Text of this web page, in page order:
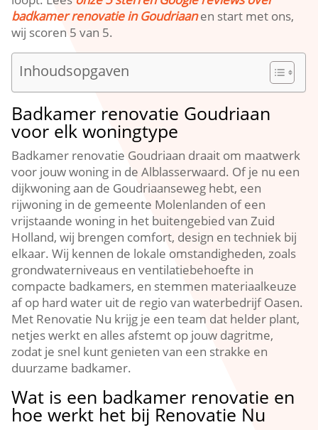
badkamer renovatie in Goudriaanen start met ons,
wij scoren 5 van 5.​
Inhoudsopgaven
Badkamer renovatie Goudriaan
voor elk woningtype
Badkamer renovatie Goudriaan draait om maatwerk
voor jouw woning in de Alblasserwaard.​ Of je nu een
dijkwoning aan de Goudriaanseweg hebt, een
rijwoning in de gemeente Molenlanden of een
vrijstaande woning in het buitengebied van Zuid
Holland, wij brengen comfort, design en techniek bij
elkaar.​ Wij kennen de lokale omstandigheden, zoals
grondwaterniveaus en ventilatiebehoefte in
compacte badkamers, en stemmen materiaalkeuze
af op hard water uit de regio van waterbedrijf Oasen.​
Met Renovatie Nu krijg je een team dat helder plant,
netjes werkt en alles afstemt op jouw dagritme,
zodat je snel kunt genieten van een strakke en
duurzame badkamer.​
Wat is een badkamer renovatie en
hoe werkt het bij Renovatie Nu